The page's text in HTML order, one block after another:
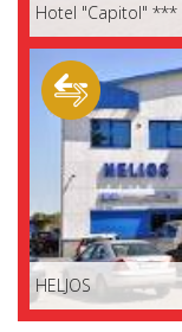
Hotel "Capitol" ***
HELJOS